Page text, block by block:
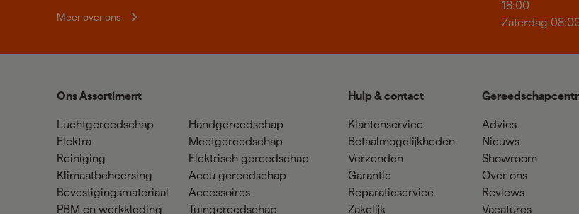
Meer over ons
18:00
Zaterdag
Ons Assortiment
Luchtgereedschap
Elektra
Reiniging
Klimaatbeheersing
Bevestigingsmateriaal
PBM en werkkleding
Handgereedschap
Meetgereedschap
Elektrisch gereedschap
Accu gereedschap
Accessoires
Tuingereedschap
Hulp & contact
Klantenservice
Betaalmogelijkheden
Verzenden
Garantie
Reparatieservice
Zakelijk
Advies
Nieuws
Showroom
Over ons
Reviews
Vacatures